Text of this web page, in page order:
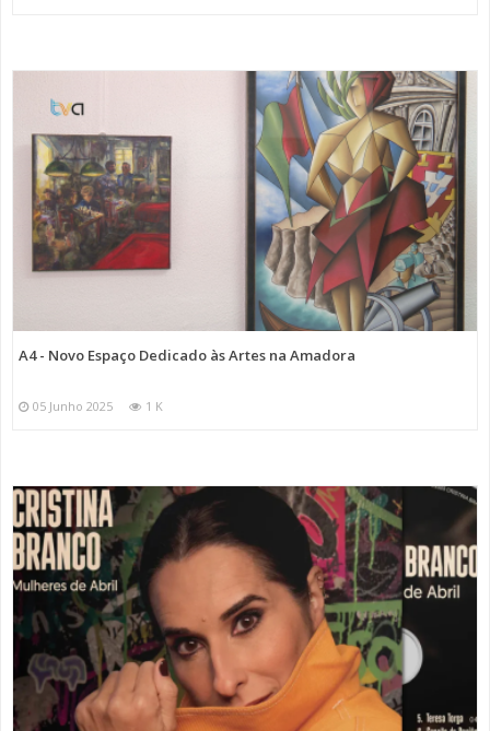
A4 - Novo Espaço Dedicado às Artes na Amadora
05 Junho 2025 1 K